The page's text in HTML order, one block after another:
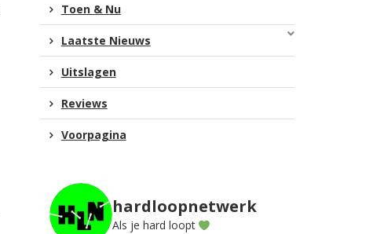
Toen & Nu
Laatste Nieuws
Uitslagen
Reviews
Voorpagina
hardloopnetwerk
Als je hard loopt